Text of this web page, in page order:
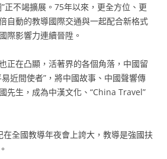
正不竭擴展。75年以來，更全方位、更
自動的教導國際交通與一起配合新格式
際影響力連續晉陞。
正在凸顯，活著界的各個角落，中國留
近間使者”，將中國故事、中國聲響傳
先生，成為中漢文化、“China Travel”
全國教導年夜會上誇大，教導是強國扶